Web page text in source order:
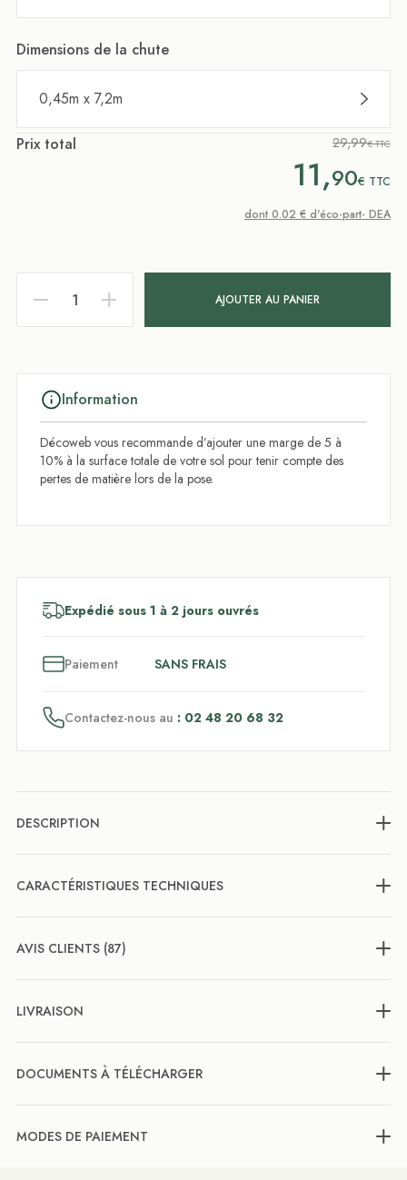
Dimensions de la chute
0,45m x 7,2m
Prix total 29,99€ TTC
11,90€ TTC
dont 0.02 € d'éco-part- DEA
AJOUTER AU PANIER
Information
Décoweb vous recommande d’ajouter une marge de 5 à
10% à la surface totale de votre sol pour tenir compte des
pertes de matière lors de la pose.
Expédié sous 1 à 2 jours ouvrés
Paiement SANS FRAIS
Contactez-nous au : 02 48 20 68 32
DESCRIPTION
CARACTÉRISTIQUES TECHNIQUES
AVIS CLIENTS (87)
LIVRAISON
DOCUMENTS À TÉLÉCHARGER
MODES DE PAIEMENT